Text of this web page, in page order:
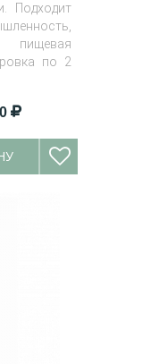
Подходит
пищевая
по 2